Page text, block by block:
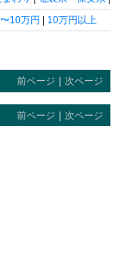
10万円 | 10万円以上
前ページ 次ページ
前ページ ｜ 次ページ